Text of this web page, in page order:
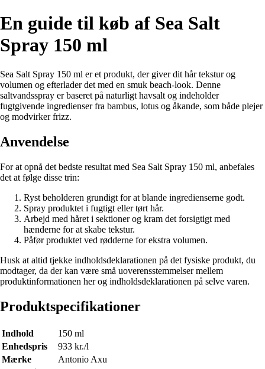
En guide til køb af Sea Salt
Spray 150 ml
Sea Salt Spray 150 ml er et produkt, der giver dit hår tekstur og
volumen og efterlader det med en smuk beach-look. Denne
saltvandsspray er baseret på naturligt havsalt og indeholder
fugtgivende ingredienser fra bambus, lotus og åkande, som både plejer
og modvirker frizz.
Anvendelse
For at opnå det bedste resultat med Sea Salt Spray 150 ml, anbefales
det at følge disse trin:
Ryst beholderen grundigt for at blande ingredienserne godt.
Spray produktet i fugtigt eller tørt hår.
Arbejd med håret i sektioner og kram det forsigtigt med
hænderne for at skabe tekstur.
Påfør produktet ved rødderne for ekstra volumen.
Husk at altid tjekke indholdsdeklarationen på det fysiske produkt, du
modtager, da der kan være små uoverensstemmelser mellem
produktinformationen her og indholdsdeklarationen på selve varen.
Produktspecifikationer
Indhold
150 ml
Enhedspris
933 kr./l
Mærke
Antonio Axu